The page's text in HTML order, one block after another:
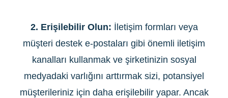
2. Erişilebilir Olun: İletişim formları veya
müşteri destek e-postaları gibi önemli iletişim
kanalları kullanmak ve şirketinizin sosyal
medyadaki varlığını arttırmak sizi, potansiyel
müşterileriniz için daha erişilebilir yapar. Ancak